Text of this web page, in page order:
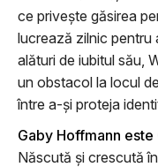
ce privește găsirea
lucrează zilnic pentru
alături de iubitul său,
un obstacol la locul
între a-și proteja
Gaby Hoffmann
Născută și crescută